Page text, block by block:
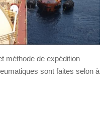
méthode de expédition
sont faites selon à